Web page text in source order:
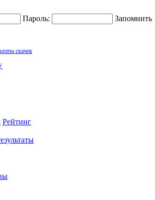
Пароль: Запомнить
скачек
Рейтинг